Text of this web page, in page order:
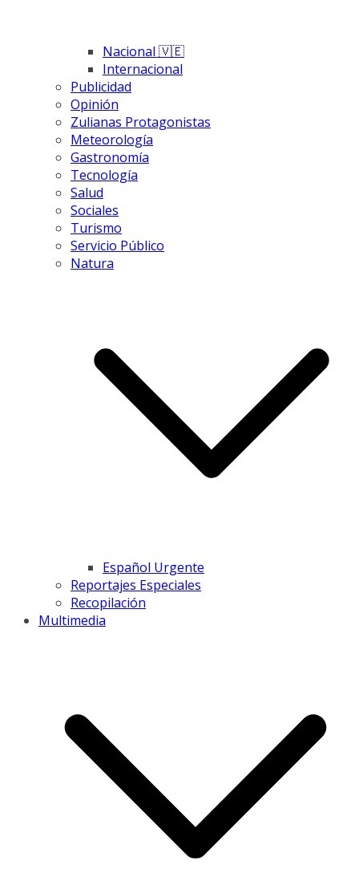
Nacional 🇻🇪
Internacional
Publicidad
Opinión
Zulianas Protagonistas
Meteorología
Gastronomía
Tecnología
Salud
Sociales
Turismo
Servicio Público
Natura
Español Urgente
Reportajes Especiales
Recopilación
Multimedia